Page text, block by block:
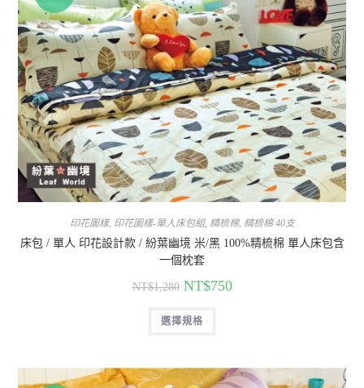
印花圖樣, 印花圖樣-單人床包組, 精梳棉, 精梳棉 40支
床包 / 單人 印花設計款 / 紛葉幽境 米/黑 100%精梳棉 單人床包含
一個枕套
NT$1,280 NT$750
選擇規格